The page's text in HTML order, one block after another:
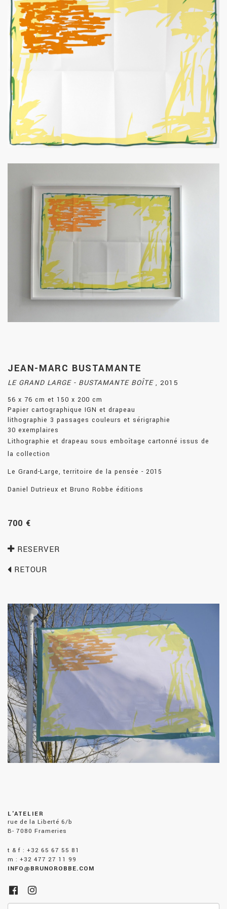
JEAN-MARC BUSTAMANTE
LE GRAND LARGE - BUSTAMANTE BOÎTE , 2015
56 x 76 cm et 150 x 200 cm
Papier cartographique IGN et drapeau
lithographie 3 passages couleurs et sérigraphie
30 exemplaires
Lithographie et drapeau sous emboîtage cartonné issus de
la collection
Le Grand-Large, territoire de la pensée - 2015
Daniel Dutrieux et Bruno Robbe éditions
700 €
RESERVER
RETOUR
L'ATELIER
rue de la Liberté 6/b
B- 7080 Frameries
t & f : +32 65 67 55 81
m : +32 477 27 11 99
INFO@BRUNOROBBE.COM